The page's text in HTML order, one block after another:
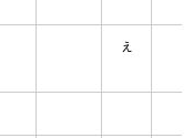
え